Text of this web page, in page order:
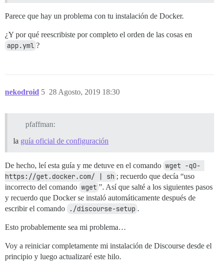
Parece que hay un problema con tu instalación de Docker.
¿Y por qué reescribiste por completo el orden de las cosas en
app.yml ?
nekodroid 28 Agosto, 2019 18:30
5
pfaffman:
la guía oficial de configuración
De hecho, leí esta guía y me detuve en el comando wget -qO-
https://get.docker.com/ | sh ; recuerdo que decía “uso
incorrecto del comando wget ”. Así que salté a los siguientes pasos
y recuerdo que Docker se instaló automáticamente después de
escribir el comando
./discourse-setup .
Esto probablemente sea mi problema…
Voy a reiniciar completamente mi instalación de Discourse desde el
principio y luego actualizaré este hilo.